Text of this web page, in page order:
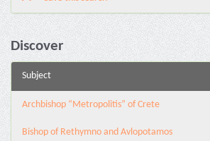
Discover
Subject
Archbishop “Metropolitis” of Crete
Bishop of Rethymno and Avlopotamos